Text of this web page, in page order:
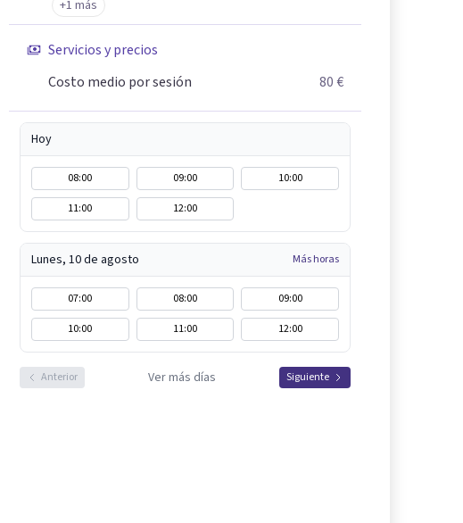
+1 más
Servicios y precios
Costo medio por sesión
80 €
Hoy
08:00 09:00
10:00
11:00
12:00
Lunes, 10 de agosto Más horas
07:00 08:00
09:00
10:00
11:00 12:00
Anterior Ver más días Siguiente